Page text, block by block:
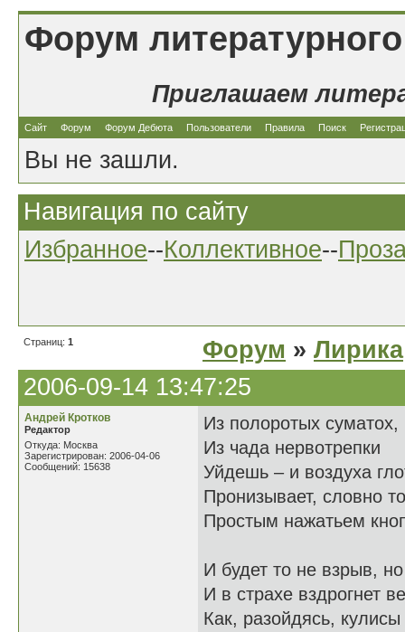
Форум
Приглашаем
Сайт Форум Форум Дебюта Пользователи Правила Поиск
Вы не зашли.
Навигация по сайту
Избранное--Коллективное--
Страниц: 1 Форум » Лирика
2006-09-14 13:47:25
Андрей Кротков
Редактор
Откуда: Москва
Зарегистрирован: 2006-04-06
Сообщений: 15638
Из полоротых суматох,
Из чада нервотрепки
Уйдешь – и воздуха
Пронизывает, словно
Простым нажатьем
И будет то не взрыв,
И в страхе вздрогнет
Как, разойдясь,